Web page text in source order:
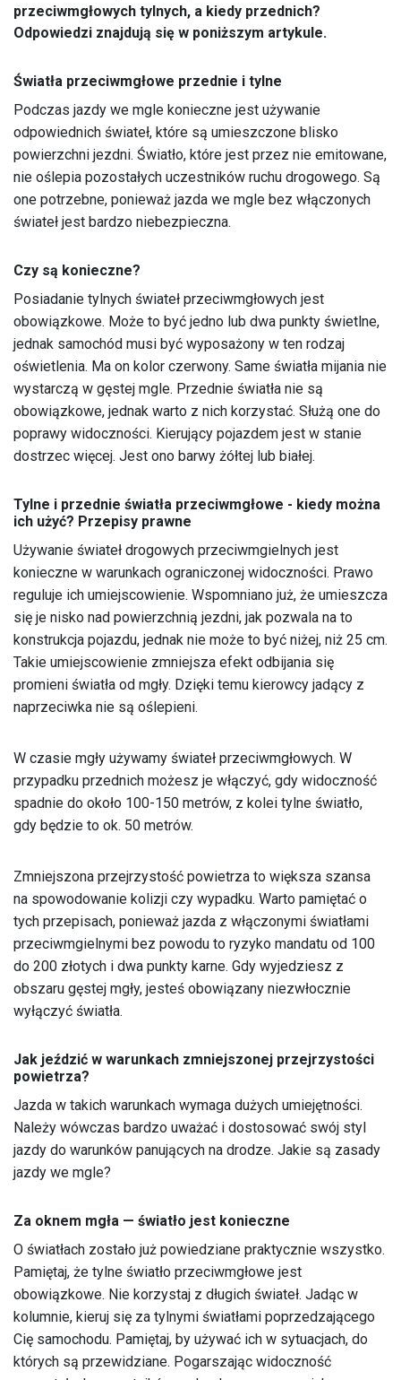
przeciwmgłowych tylnych, a kiedy przednich?
Odpowiedzi znajdują się w poniższym artykule.
Światła przeciwmgłowe przednie i tylne
Podczas jazdy we mgle konieczne jest używanie
odpowiednich świateł, które są umieszczone blisko
powierzchni jezdni. Światło, które jest przez nie emitowane,
nie oślepia pozostałych uczestników ruchu drogowego. Są
one potrzebne, ponieważ jazda we mgle bez włączonych
świateł jest bardzo niebezpieczna.
Czy są konieczne?
Posiadanie tylnych świateł przeciwmgłowych jest
obowiązkowe. Może to być jedno lub dwa punkty świetlne,
jednak samochód musi być wyposażony w ten rodzaj
oświetlenia. Ma on kolor czerwony. Same światła mijania nie
wystarczą w gęstej mgle. Przednie światła nie są
obowiązkowe, jednak warto z nich korzystać. Służą one do
poprawy widoczności. Kierujący pojazdem jest w stanie
dostrzec więcej. Jest ono barwy żółtej lub białej.
Tylne i przednie światła przeciwmgłowe - kiedy można
ich użyć? Przepisy prawne
Używanie świateł drogowych przeciwmgielnych jest
konieczne w warunkach ograniczonej widoczności. Prawo
reguluje ich umiejscowienie. Wspomniano już, że umieszcza
się je nisko nad powierzchnią jezdni, jak pozwala na to
konstrukcja pojazdu, jednak nie może to być niżej, niż 25 cm.
Takie umiejscowienie zmniejsza efekt odbijania się
promieni światła od mgły. Dzięki temu kierowcy jadący z
naprzeciwka nie są oślepieni.
W czasie mgły używamy świateł przeciwmgłowych. W
przypadku przednich możesz je włączyć, gdy widoczność
spadnie do około 100-150 metrów, z kolei tylne światło,
gdy będzie to ok. 50 metrów.
Zmniejszona przejrzystość powietrza to większa szansa
na spowodowanie kolizji czy wypadku. Warto pamiętać o
tych przepisach, ponieważ jazda z włączonymi światłami
przeciwmgielnymi bez powodu to ryzyko mandatu od 100
do 200 złotych i dwa punkty karne. Gdy wyjedziesz z
obszaru gęstej mgły, jesteś obowiązany niezwłocznie
wyłączyć światła.
Jak jeździć w warunkach zmniejszonej przejrzystości
powietrza?
Jazda w takich warunkach wymaga dużych umiejętności.
Należy wówczas bardzo uważać i dostosować swój styl
jazdy do warunków panujących na drodze. Jakie są zasady
jazdy we mgle?
Za oknem mgła — światło jest konieczne
O światłach zostało już powiedziane praktycznie wszystko.
Pamiętaj, że tylne światło przeciwmgłowe jest
obowiązkowe. Nie korzystaj z długich świateł. Jadąc w
kolumnie, kieruj się za tylnymi światłami poprzedzającego
Cię samochodu. Pamiętaj, by używać ich w sytuacjach, do
których są przewidziane. Pogarszając widoczność